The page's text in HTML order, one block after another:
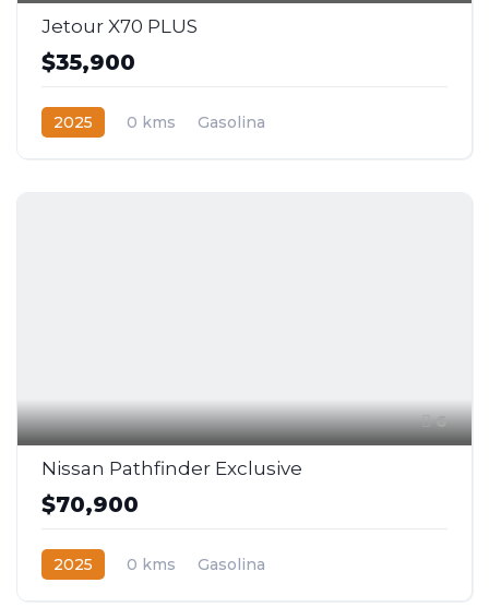
Jetour X70 PLUS
$35,900
2025 0 kms Gasolina
6
Nissan Pathfinder Exclusive
$70,900
2025 0 kms Gasolina